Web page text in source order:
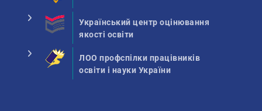
Український центр оцінювання
якості освіти
ЛОО профспілки працівників
освіти і науки України